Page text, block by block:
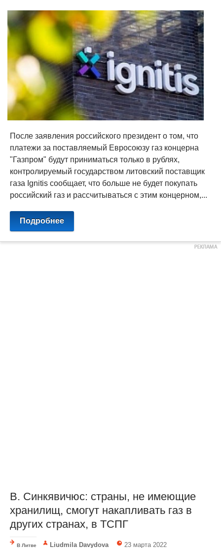
После заявления российского президент о том, что
платежи за поставляемый Евросоюзу газ концерна
"Газпром" будут приниматься только в рублях,
контролируемый государством литовский поставщик
газа Ignitis сообщает, что больше не будет покупать
российский газ и рассчитываться с этим концерном,...
Подробнее
В. Синкявичюс: страны, не имеющие
хранилищ, смогут накапливать газ в
других странах, в ТСПГ
В Литве Liudmila Davydova 23 марта 2022